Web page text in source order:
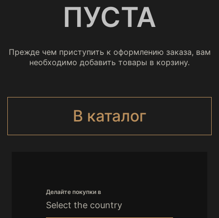
ПУСТА
Прежде чем приступить к оформлению заказа, вам
необходимо добавить товары в корзину.
В каталог
Делайте покупки в
Select the country